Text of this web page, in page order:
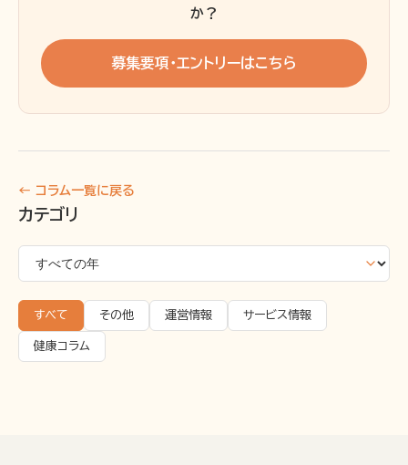
か？
募集要項・エントリーはこちら
← コラム一覧に戻る
カテゴリ
すべて その他 運営情報 サービス情報
健康コラム